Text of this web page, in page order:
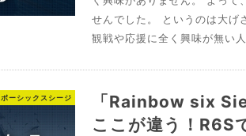
せんでした。 というのは大げ
観戦や応援に全く興味が無い
ーシックスシージ
「Rainbow six
ここが違う！R6S